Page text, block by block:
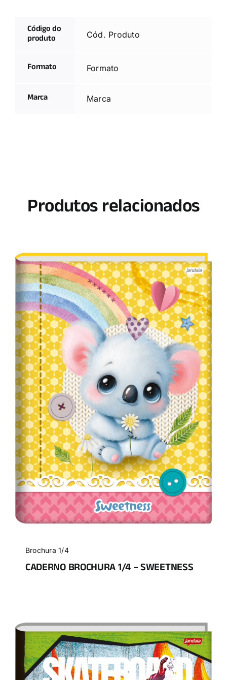
Código do
produto Cód. Produto
Formato Formato
Marca Marca
Produtos relacionados
Brochura 1/4
CADERNO BROCHURA 1/4 – SWEETNESS